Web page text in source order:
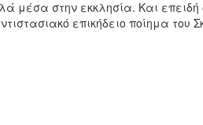
στην εκκλησία. Και επειδή
επικήδειο ποίημα